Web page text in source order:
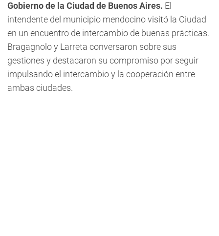
Gobierno de la Ciudad de Buenos Aires. El
intendente del municipio mendocino visitó la Ciudad
en un encuentro de intercambio de buenas prácticas.
Bragagnolo y Larreta conversaron sobre sus
gestiones y destacaron su compromiso por seguir
impulsando el intercambio y la cooperación entre
ambas ciudades.